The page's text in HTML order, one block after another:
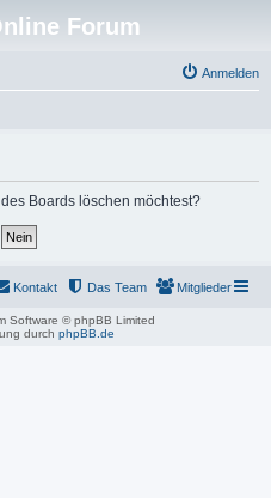
Forum
Anmelden
Boards löschen möchtest?
Mitglieder
Das Team
Kontakt
Software © phpBB Limited
durch phpBB.de